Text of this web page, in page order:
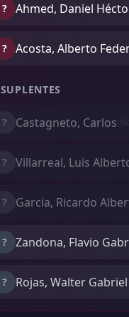
? Ahmed, Daniel
? Acosta, Alberto
SUPLENTES
? Castagneto, Carlos
? Villarreal, Luis
? Garcia, Ricardo
? Zandona, Flavio
? Rojas, Walter Gabriel